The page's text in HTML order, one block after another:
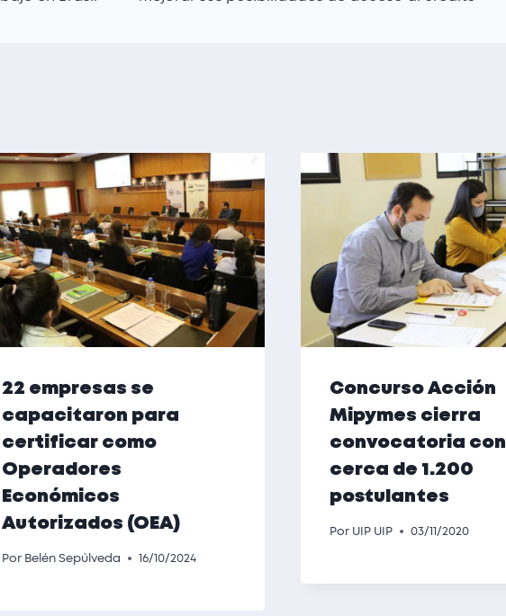
22 empresas se
capacitaron para
certificar como
Operadores
Económicos
Autorizados (OEA)
Por Belén Sepúlveda 16/10/2024
Concurso Acción
Mipymes cierra
convocatoria con
cerca de 1.200
postulantes
Por UIP UIP 03/11/2020